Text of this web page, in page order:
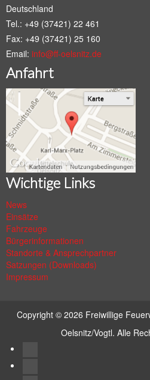
Deutschland
Tel.: +49 (37421) 22 461
Fax: +49 (37421) 25 160
Email: info@ff-oelsnitz.de
Anfahrt
Wichtige Links
News
Einsätze
Fahrzeuge
Bürgerinformationen
Standorte & Ansprechpartner
Satzungen (Downloads)
Impressum
Copyright © 2026 Freiwillige
Oelsnitz/Vogtl. Alle